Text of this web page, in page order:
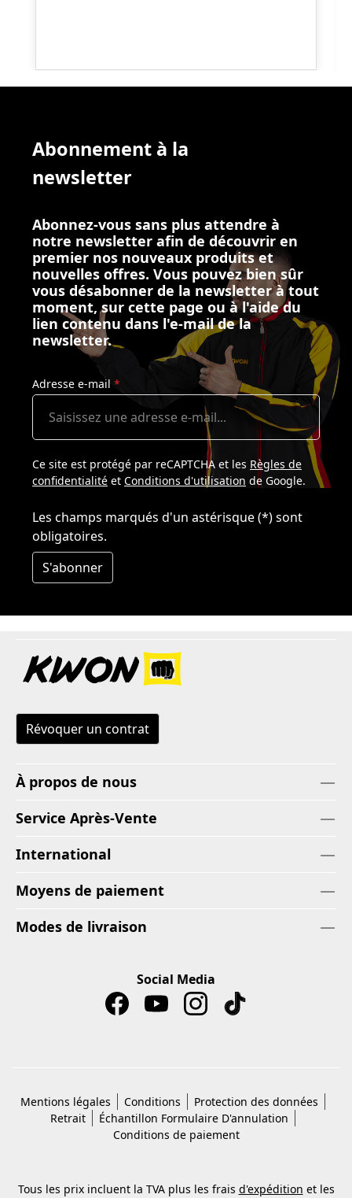
Abonnement à la
newsletter
Abonnez-vous sans plus attendre à
notre newsletter afin de découvrir en
premier nos nouveaux produits et
nouvelles offres. Vous pouvez bien sûr
vous désabonner de la newsletter à tout
moment, sur cette page ou à l'aide du
lien contenu dans l'e-mail de la
newsletter.
Adresse e-mail *
Ce site est protégé par reCAPTCHA et les Règles de
confidentialité et Conditions d'utilisation de Google.
Les champs marqués d'un astérisque (*) sont
obligatoires.
S'abonner
Révoquer un contrat
À propos de nous
Service Après-Vente
International
Moyens de paiement
Modes de livraison
Social Media
Mentions légales Conditions
Protection des données
Retrait
Échantillon Formulaire D'annulation
Conditions de paiement
Tous les prix incluent la TVA plus les frais d'expédition et les